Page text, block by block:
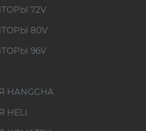
72V
80V
96V
HELI